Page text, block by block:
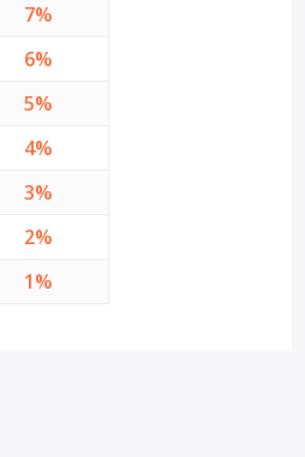
7%
6%
5%
4%
3%
2%
1%